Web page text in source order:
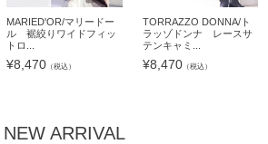
MARIED'OR/マリードー
ル 裾絞りワイドフィッ
トロ...
¥8,470 （税込）
TORRAZZO DONNA/ト
ラッゾドンナ レースサ
テンキャミ...
¥8,470（税込）
NEW ARRIVAL